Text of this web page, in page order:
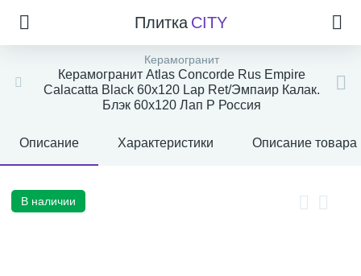
Плитка CITY
Керамогранит
Керамогранит Atlas Concorde Rus Empire
Calacatta Black 60x120 Lap Ret/Эмпаир Калак.
Блэк 60x120 Лап Р Россия
Описание Характеристики Описание товара
В наличии